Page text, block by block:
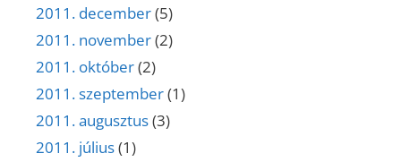
2011. december(5)
2011. november(2)
2011. október(2)
2011. szeptember(1)
2011. augusztus(3)
2011. július(1)